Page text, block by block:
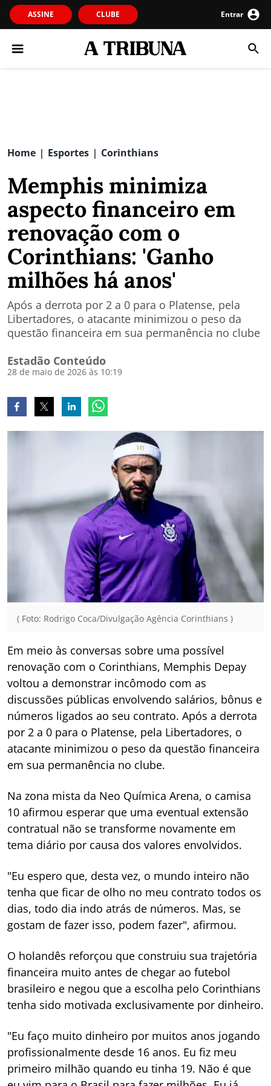
ASSINE CLUBE Entrar
Home | Esportes | Corinthians
Memphis minimiza
aspecto financeiro em
renovação com o
Corinthians: 'Ganho
milhões há anos'
Após a derrota por 2 a 0 para o Platense, pela
Libertadores, o atacante minimizou o peso da
questão financeira em sua permanência no clube
Estadão Conteúdo
28 de maio de 2026 às 10:19
( Foto: Rodrigo Coca/Divulgação Agência Corinthians )
Em meio às conversas sobre uma possível
renovação com o Corinthians, Memphis Depay
voltou a demonstrar incômodo com as
discussões públicas envolvendo salários, bônus e
números ligados ao seu contrato. Após a derrota
por 2 a 0 para o Platense, pela Libertadores, o
atacante minimizou o peso da questão financeira
em sua permanência no clube.
Na zona mista da Neo Química Arena, o camisa
10 afirmou esperar que uma eventual extensão
contratual não se transforme novamente em
tema diário por causa dos valores envolvidos.
"Eu espero que, desta vez, o mundo inteiro não
tenha que ficar de olho no meu contrato todos os
dias, todo dia indo atrás de números. Mas, se
gostam de fazer isso, podem fazer", afirmou.
O holandês reforçou que construiu sua trajetória
financeira muito antes de chegar ao futebol
brasileiro e negou que a escolha pelo Corinthians
tenha sido motivada exclusivamente por dinheiro.
"Eu faço muito dinheiro por muitos anos jogando
profissionalmente desde 16 anos. Eu fiz meu
primeiro milhão quando eu tinha 19. Não é que